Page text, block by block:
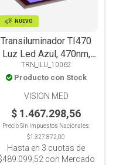
NUEVO
Transiluminador TI470
Luz Led Azul, 470nm,
Filtro UV y Ajuste de
intensidad
TRN_ILU_10062
Producto con Stock
VISION MED
$ 1.467.298,56
Precio Sin Impuestos Nacionales:
$1.327.872,00
Hasta en 3 cuotas de
con Mercado